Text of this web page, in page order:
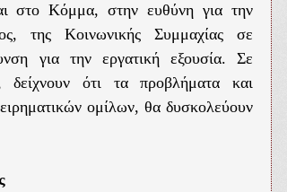
στο Κόμμα, στην ευθύνη για την
της Κοινωνικής Συμμαχίας σε
για την εργατική εξουσία. Σε
ότι τα προβλήματα και
ομίλων, θα δυσκολεύουν